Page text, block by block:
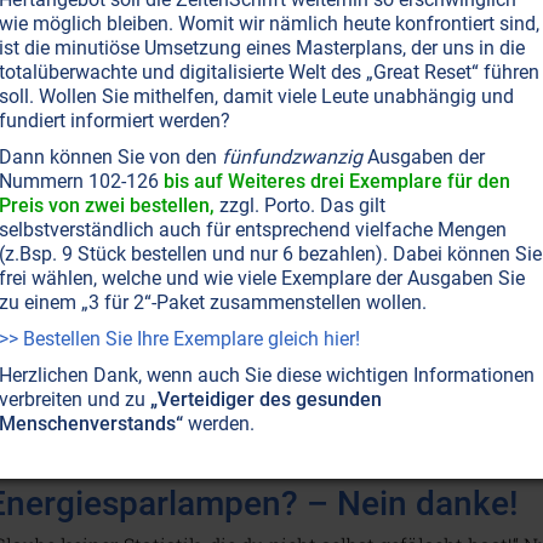
und Gebirge. Auch der Mensch kann sich bewusst mit
Die Glühlampe darf nicht verlöschen!
Politik und Umweltverbände stellen die Glühlampe als
Deshalb soll sie über die nächsten Jahre schrittweise
jedoch längst nicht so „grün“ wie sie angepriesen werden.
Augen, sondern kann sogar hormonbedingte Krankheiten
Weiterlesen...
– Nein danke!
wie möglich bleiben. Womit wir nämlich heute konfrontiert sind,
ist die minutiöse Umsetzung eines Masterplans, der uns in die
totalüberwachte und digitalisierte Welt des „Great Reset“ führen
soll. Wollen Sie mithelfen, damit viele Leute unabhängig und
fundiert informiert werden?
Dann können Sie von den fünfundzwanzigAusgaben der
Nummern 102-126 bis auf Weiteres drei Exemplare für den
Preis von zwei bestellen, zzgl. Porto. Das gilt
selbstverständlich auch für entsprechend vielfache Mengen
(z.Bsp. 9 Stück bestellen und nur 6 bezahlen). Dabei können Sie
frei wählen, welche und wie viele Exemplare der Ausgaben Sie
zu einem „3 für 2“-Paket zusammenstellen wollen.
>> Bestellen Sie Ihre Exemplare gleich hier!
Herzlichen Dank, wenn auch Sie diese wichtigen Informationen
verbreiten und zu „Verteidiger des gesunden
Menschenverstands“werden.